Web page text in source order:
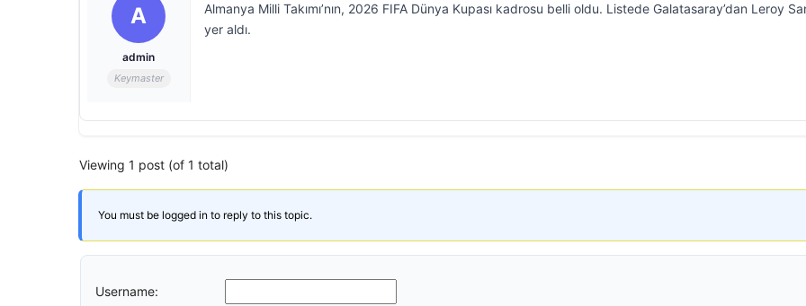
A
admin
Keymaster
Almanya Milli Takımı’nın, 2026 FIFA Dünya Kupası kadrosu belli oldu. Listede Galatasaray’dan Leroy
yer aldı.
Viewing 1 post (of 1 total)
You must be logged in to reply to this topic.
Username: